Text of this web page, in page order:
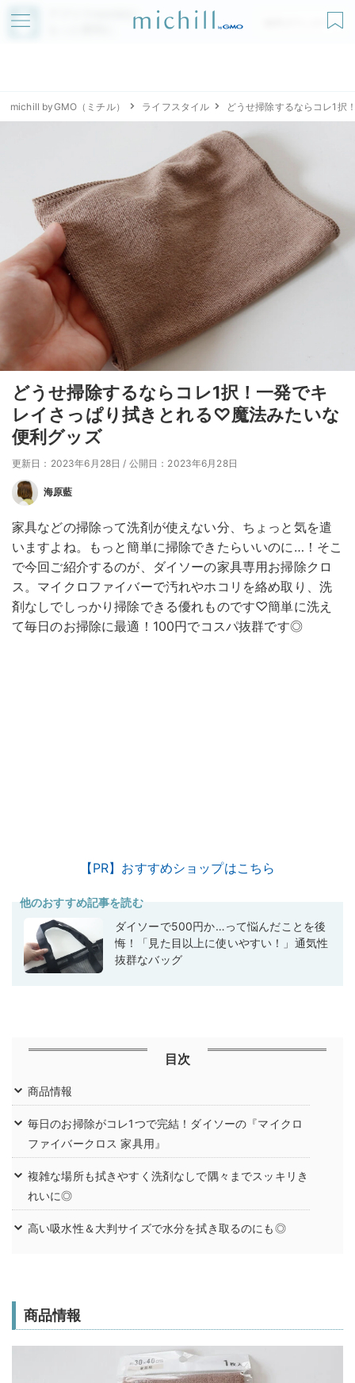
アプリでmichillが
無料ダウンロード
michill byGMO（ミチル） ライフスタイル どうせ掃除するならコレ1択
どうせ掃除するならコレ1択！一発でキ
レイさっぱり拭きとれる♡魔法みたいな
便利グッズ
更新日：2023年6月28日 / 公開日：2023年6月28日
海原藍
家具などの掃除って洗剤が使えない分、ちょっと気を遣
いますよね。もっと簡単に掃除できたらいいのに…！そこ
で今回ご紹介するのが、ダイソーの家具専用お掃除クロ
ス。マイクロファイバーで汚れやホコリを絡め取り、洗
剤なしでしっかり掃除できる優れものです♡簡単に洗え
て毎日のお掃除に最適！100円でコスパ抜群です◎
【PR】おすすめショップはこちら
他のおすすめ記事を読む
ダイソーで500円か…って悩んだことを後
悔！「見た目以上に使いやすい！」通気性
抜群なバッグ
目次
商品情報
毎日のお掃除がコレ1つで完結！ダイソーの『マイクロ
ファイバークロス 家具用』
複雑な場所も拭きやすく洗剤なしで隅々までスッキリき
れいに◎
高い吸水性＆大判サイズで水分を拭き取るのにも◎
商品情報